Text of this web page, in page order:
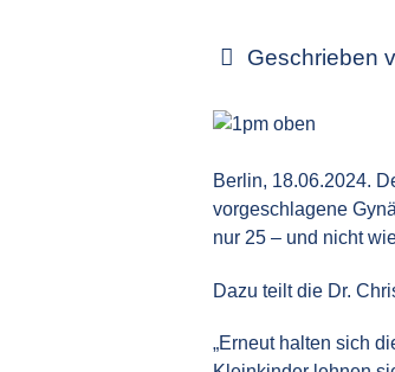
Geschrieben
Berlin, 18.06.2024.
vorgeschlagene
nur 25 – und nicht
Dazu teilt die Dr.
„Erneut halten sich